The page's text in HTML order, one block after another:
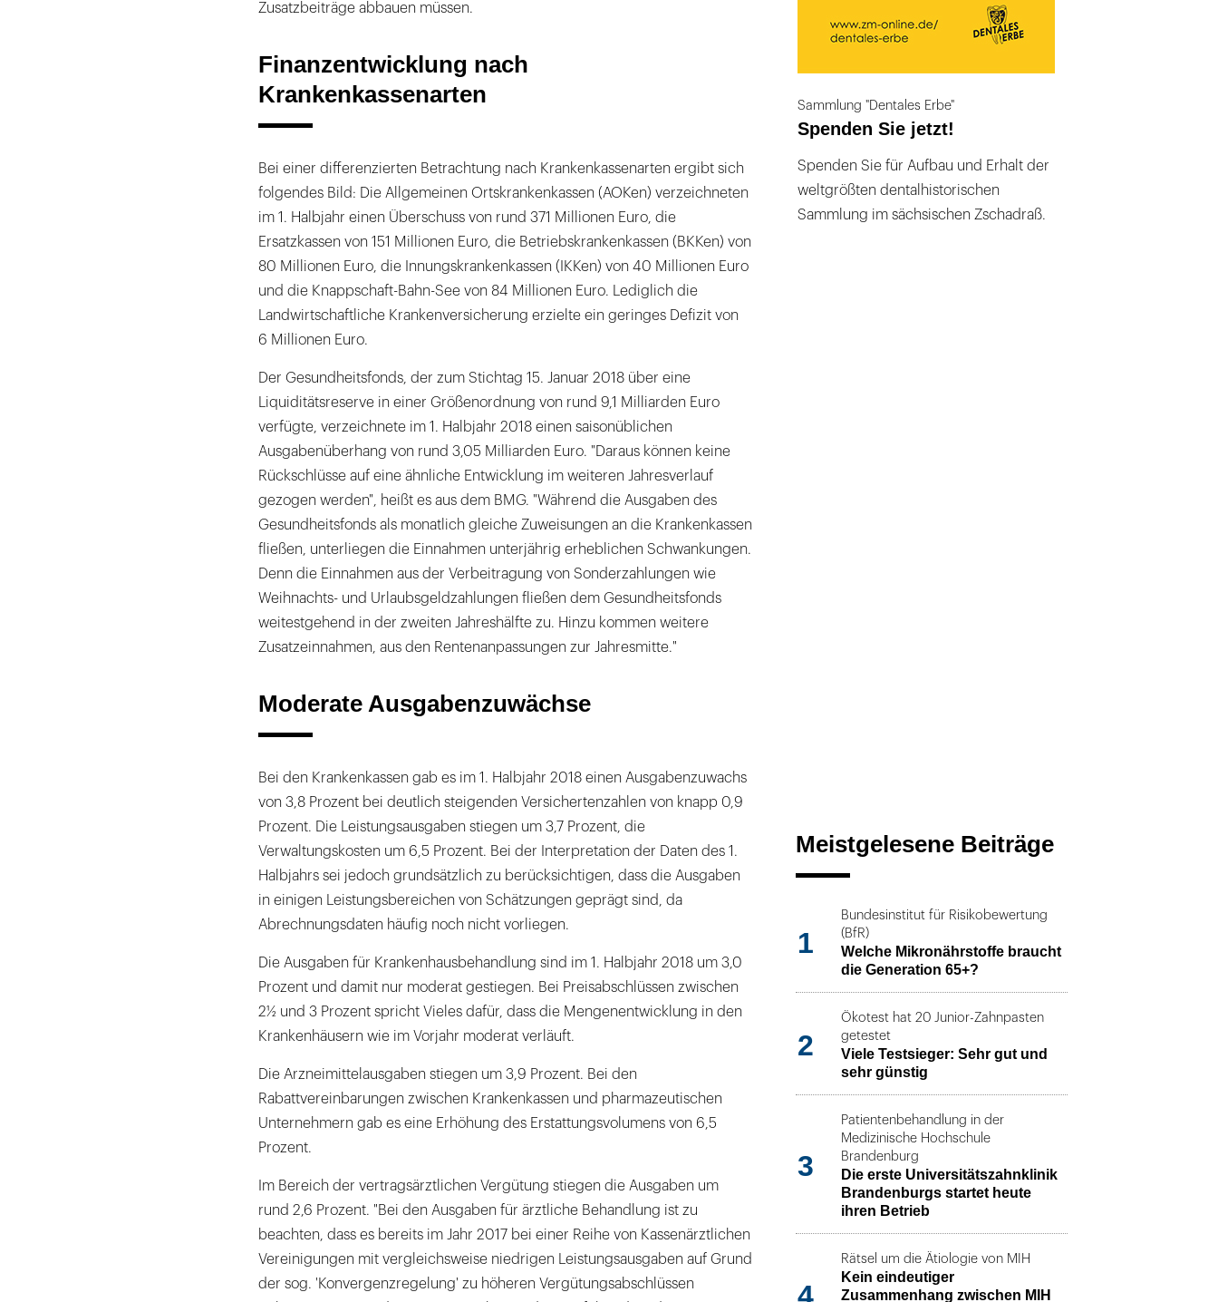
Zusatzbeiträge abbauen müssen.
Finanzentwicklung nach
Krankenkassenarten
Bei einer differenzierten Betrachtung nach Krankenkassenarten ergibt sich
folgendes Bild: Die Allgemeinen Ortskrankenkassen (AOKen) verzeichneten
im 1. Halbjahr einen Überschuss von rund 371 Millionen Euro, die
Ersatzkassen von 151 Millionen Euro, die Betriebskrankenkassen (BKKen) von
80 Millionen Euro, die Innungskrankenkassen (IKKen) von 40 Millionen Euro
und die Knappschaft-Bahn-See von 84 Millionen Euro. Lediglich die
Landwirtschaftliche Krankenversicherung erzielte ein geringes Defizit von
6 Millionen Euro.
Der Gesundheitsfonds, der zum Stichtag 15. Januar 2018 über eine
Liquiditätsreserve in einer Größenordnung von rund 9,1 Milliarden Euro
verfügte, verzeichnete im 1. Halbjahr 2018 einen saisonüblichen
Ausgabenüberhang von rund 3,05 Milliarden Euro. "Daraus können keine
Rückschlüsse auf eine ähnliche Entwicklung im weiteren Jahresverlauf
gezogen werden", heißt es aus dem BMG. "Während die Ausgaben des
Gesundheitsfonds als monatlich gleiche Zuweisungen an die Krankenkassen
fließen, unterliegen die Einnahmen unterjährig erheblichen Schwankungen.
Denn die Einnahmen aus der Verbeitragung von Sonderzahlungen wie
Weihnachts- und Urlaubsgeldzahlungen fließen dem Gesundheitsfonds
weitestgehend in der zweiten Jahreshälfte zu. Hinzu kommen weitere
Zusatzeinnahmen, aus den Rentenanpassungen zur Jahresmitte."
Moderate Ausgabenzuwächse
Bei den Krankenkassen gab es im 1. Halbjahr 2018 einen Ausgabenzuwachs
von 3,8 Prozent bei deutlich steigenden Versichertenzahlen von knapp 0,9
Prozent. Die Leistungsausgaben stiegen um 3,7 Prozent, die
Verwaltungskosten um 6,5 Prozent. Bei der Interpretation der Daten des 1.
Halbjahrs sei jedoch grundsätzlich zu berücksichtigen, dass die Ausgaben
in einigen Leistungsbereichen von Schätzungen geprägt sind, da
Abrechnungsdaten häufig noch nicht vorliegen.
Die Ausgaben für Krankenhausbehandlung sind im 1. Halbjahr 2018 um 3,0
Prozent und damit nur moderat gestiegen. Bei Preisabschlüssen zwischen
2½ und 3 Prozent spricht Vieles dafür, dass die Mengenentwicklung in den
Krankenhäusern wie im Vorjahr moderat verläuft.
Die Arzneimittelausgaben stiegen um 3,9 Prozent. Bei den
Rabattvereinbarungen zwischen Krankenkassen und pharmazeutischen
Unternehmern gab es eine Erhöhung des Erstattungsvolumens von 6,5
Prozent.
Im Bereich der vertragsärztlichen Vergütung stiegen die Ausgaben um
rund 2,6 Prozent. "Bei den Ausgaben für ärztliche Behandlung ist zu
beachten, dass es bereits im Jahr 2017 bei einer Reihe von Kassenärztlichen
Vereinigungen mit vergleichsweise niedrigen Leistungsausgaben auf Grund
der sog. 'Konvergenzregelung' zu höheren Vergütungsabschlüssen
Sammlung "Dentales Erbe"
Spenden Sie jetzt!
Spenden Sie für Aufbau und Erhalt der
weltgrößten dentalhistorischen
Sammlung im sächsischen Zschadraß.
Meistgelesene Beiträge
1
Bundesinstitut für Risikobewertung
(BfR)
Welche Mikronährstoffe braucht
die Generation 65+?
2
Ökotest hat 20 Junior-Zahnpasten
getestet
Viele Testsieger: Sehr gut und
sehr günstig
3
Patientenbehandlung in der
Medizinische Hochschule
Brandenburg
Die erste Universitätszahnklinik
Brandenburgs startet heute
ihren Betrieb
4
Rätsel um die Ätiologie von MIH
Kein eindeutiger
Zusammenhang zwischen MIH